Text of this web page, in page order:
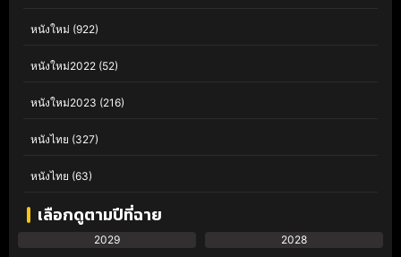
หนังใหม่ (922)
หนังใหม่2022 (52)
หนังใหม่2023 (216)
หนังไทย (327)
หนังไทย (63)
เลือกดูตามปีที่ฉาย
2029
2028